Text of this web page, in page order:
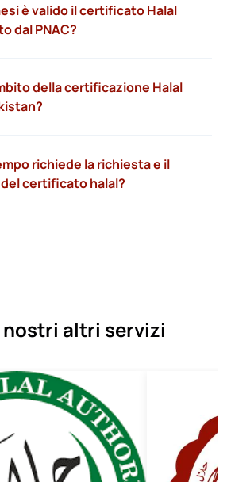
è valido il certificato Halal
dal PNAC?
della certificazione Halal
richiede la richiesta e il
certificato halal?
altri servizi